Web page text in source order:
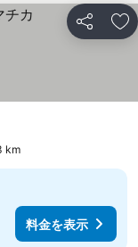
シェア お
km
料金を表示